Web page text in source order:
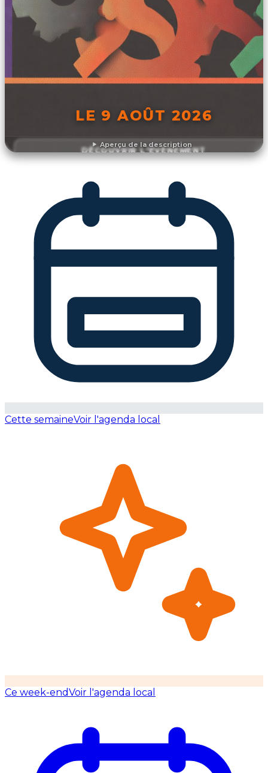
Aperçu de la description
LE 9 AOÛT 2026
DÉCOUVRIR L'ÉVÉNEMENT
Cette semaineVoir l'agenda local
Ce week-endVoir l'agenda local